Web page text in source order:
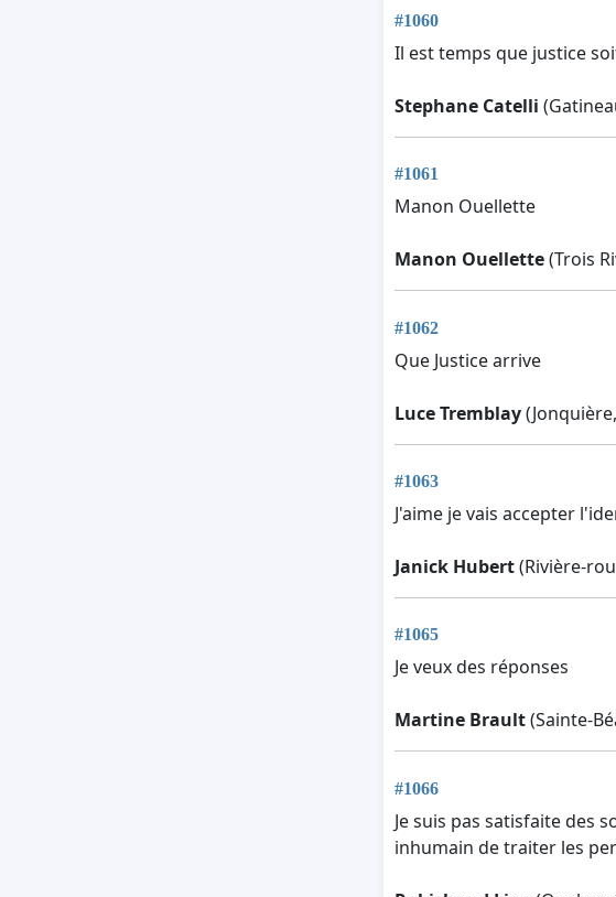
#1060
Il est temps que justice
Stephane Catelli
#1061
Manon Ouellette
Manon Ouellette(Trois
#1062
Que Justice arrive
Luce Tremblay
#1063
J'aime je vais accepter
Janick Hubert(Rivière-
#1065
Je veux des réponses
Martine Brault(Sainte-
#1066
Je suis pas satisfaite des
inhumain de traiter les